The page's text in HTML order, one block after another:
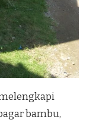
bambu,